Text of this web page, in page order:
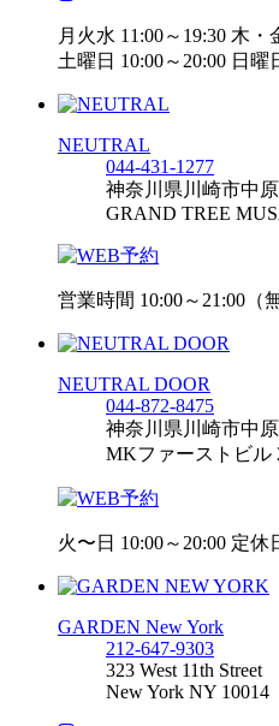
月火水 11:00～19:30 木・
土曜日 10:00～20:00 日曜
NEUTRAL
044-431-1277
神奈川県川崎市中
GRAND TREE
営業時間 10:00～21:00（
NEUTRAL DOOR
044-872-8475
神奈川県川崎市中
MKファーストビル
火〜日 10:00～20:00 定休
GARDEN New York
212-647-9303
323 West 11th Street
New York NY 10014